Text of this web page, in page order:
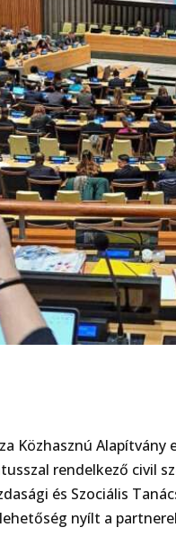
Közhasznú
rendelkező civil
és Szociális
nyílt a